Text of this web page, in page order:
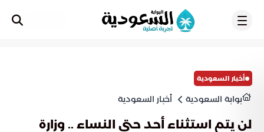
أخبار السعودية
بوابة السعودية أخبار السعودية
لن يتم استثناء أحد حتى النساء .. وزارة